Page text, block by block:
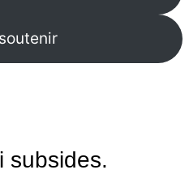
subsides.